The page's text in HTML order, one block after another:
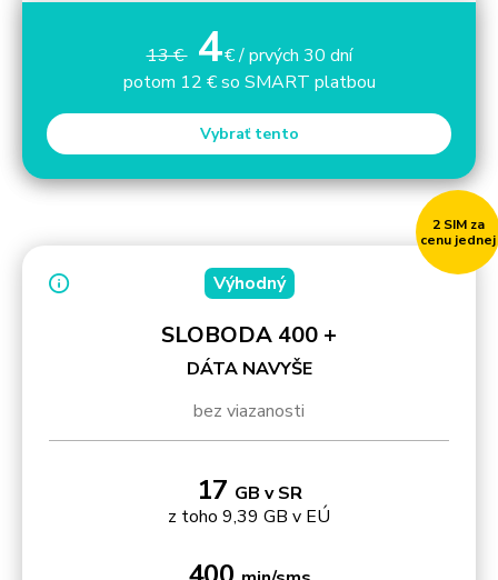
13 € 4€ / prvých 30 dní
potom 12 € so SMART platbou
Vybrať tento
2 SIM za
cenu jednej
Výhodný
SLOBODA 400 +
DÁTA NAVYŠE
bez viazanosti
17 GB v SR
z toho 9,39 GB v EÚ